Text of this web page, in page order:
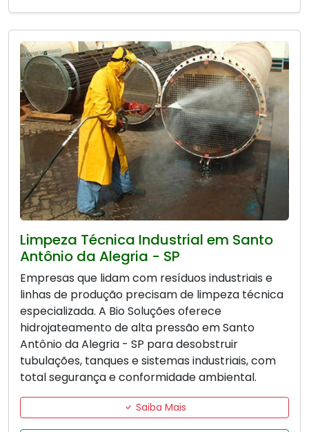
Limpeza Técnica Industrial em Santo
Antônio da Alegria - SP
Empresas que lidam com resíduos industriais e
linhas de produção precisam de limpeza técnica
especializada. A Bio Soluções oferece
hidrojateamento de alta pressão em Santo
Antônio da Alegria - SP para desobstruir
tubulações, tanques e sistemas industriais, com
total segurança e conformidade ambiental.
Saiba Mais